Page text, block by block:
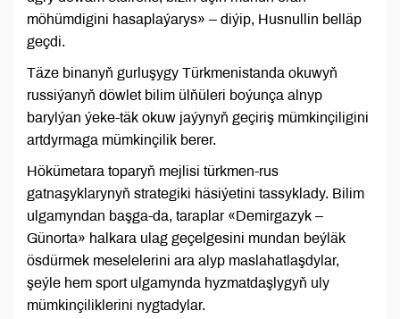
möhümdigini hasaplaýarys» – diýip, Husnullin belläp
geçdi.
Täze binanyň gurluşygy Türkmenistanda okuwyň
russiýanyň döwlet bilim ülňüleri boýunça alnyp
barylýan ýeke-täk okuw jaýynyň geçiriş mümkinçiligini
artdyrmaga mümkinçilik berer.
Hökümetara toparyň mejlisi türkmen-rus
gatnaşyklarynyň strategiki häsiýetini tassyklady. Bilim
ulgamyndan başga-da, taraplar «Demirgazyk –
Günorta» halkara ulag geçelgesini mundan beýläk
ösdürmek meselelerini ara alyp maslahatlaşdylar,
şeýle hem sport ulgamynda hyzmatdaşlygyň uly
mümkinçiliklerini nygtadylar.